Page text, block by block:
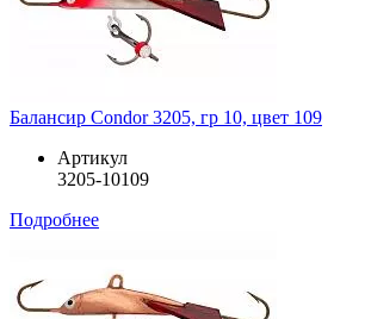
Балансир Condor 3205, гр 10, цвет 109
Артикул
3205-10109
Подробнее